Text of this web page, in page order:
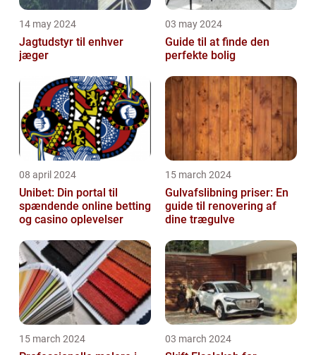
14 may 2024
Jagtudstyr til enhver
jæger
03 may 2024
Guide til at finde den
perfekte bolig
08 april 2024
Unibet: Din portal til
spændende online betting
og casino oplevelser
15 march 2024
Gulvafslibning priser: En
guide til renovering af
dine trægulve
15 march 2024 03 march 2024